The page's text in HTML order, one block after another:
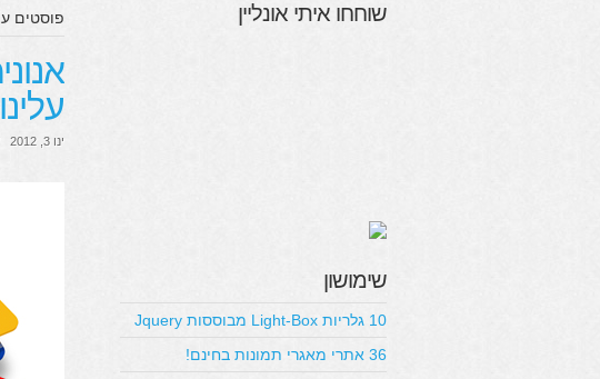
פוסטים
ינו 3, 2012 // על ידי
שוחחו איתי אונליין
שימושון
10 גלריות Light-Box מבוססות Jquery
36 אתרי מאגרי תמונות בחינם!